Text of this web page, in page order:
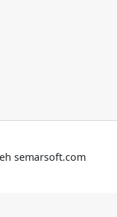
semarsoft.com